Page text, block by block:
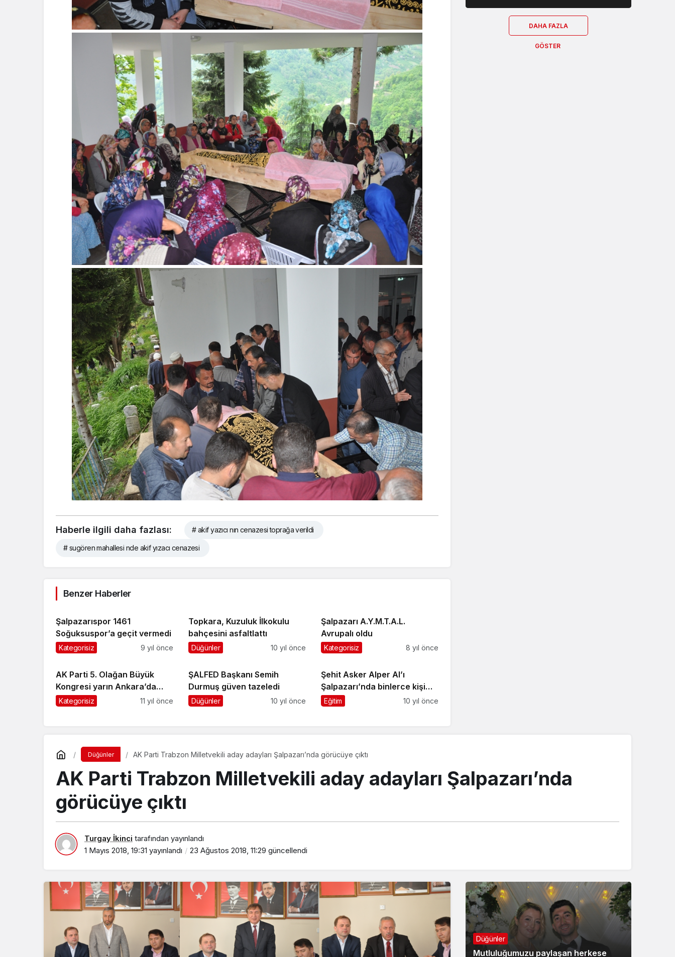
Haberle ilgili daha fazlası: # akif yazıcı nın cenazesi toprağa verildi
# sugören mahallesi nde akif yızacı cenazesi
Benzer Haberler
Şalpazarıspor 1461
Soğuksuspor’a geçit vermedi
Kategorisiz 9 yıl önce
Topkara, Kuzuluk İlkokulu
bahçesini asfaltlattı
Düğünler 10 yıl önce
Şalpazarı A.Y.M.T.A.L.
Avrupalı oldu
Kategorisiz 8 yıl önce
AK Parti 5. Olağan Büyük
Kongresi yarın Ankara’da
yapılacak
Kategorisiz 11 yıl önce
ŞALFED Başkanı Semih
Durmuş güven tazeledi
Düğünler 10 yıl önce
Şehit Asker Alper Al’ı
Şalpazarı’nda binlerce kişi
ebediyete uğurladı
Eğitim 10 yıl önce
DAHA FAZLA
GÖSTER
Düğünler AK Parti Trabzon Milletvekili aday adayları Şalpazarı’nda görücüye çıktı
AK Parti Trabzon Milletvekili aday adayları Şalpazarı’nda
görücüye çıktı
Turgay İkinci tarafından yayınlandı
1 Mayıs 2018, 19:31 yayınlandı 23 Ağustos 2018, 11:29 güncellendi
Düğünler
Mutluluğumuzu paylaşan herkese